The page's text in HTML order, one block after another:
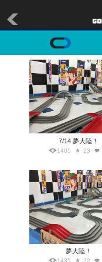
7/14 夢大陸！
1405 23
夢大陸！